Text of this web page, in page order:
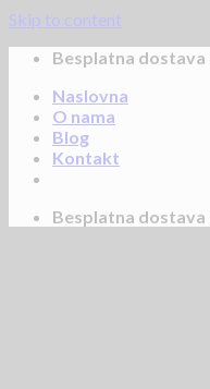
Skip to content
Besplatna dostava
Naslovna
O nama
Blog
Kontakt
Besplatna dostava